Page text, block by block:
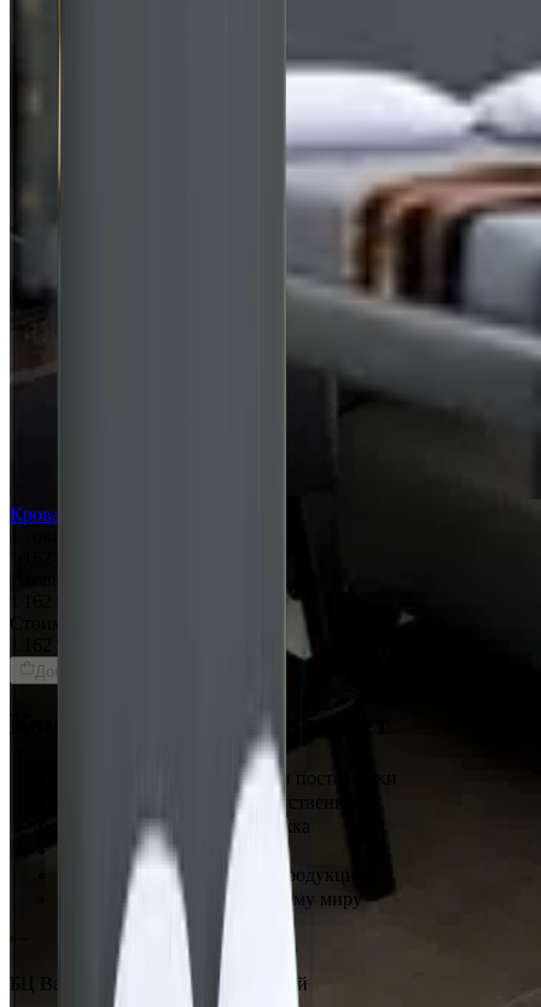
Кровать Lavera
Стоимость интерьера:
Добавить товары в заказ
Команда Globus гарантирует
Проверенные экспертами поставщики
100% материальная ответственность
Исключительная поддержка
Лучшие цены на рынке
Уверенность в качестве продукции
Надежная доставка по всему миру
БЦ Ванкэ, Фошань, Гуандун, Китай